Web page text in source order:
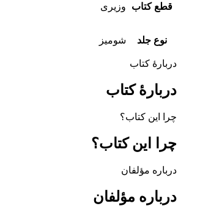
قطع کتاب وزیری
نوع جلد شومیز
دربارهٔ کتاب
دربارهٔ کتاب
چرا این کتاب؟
چرا این کتاب؟
درباره مؤلفان
درباره مؤلفان